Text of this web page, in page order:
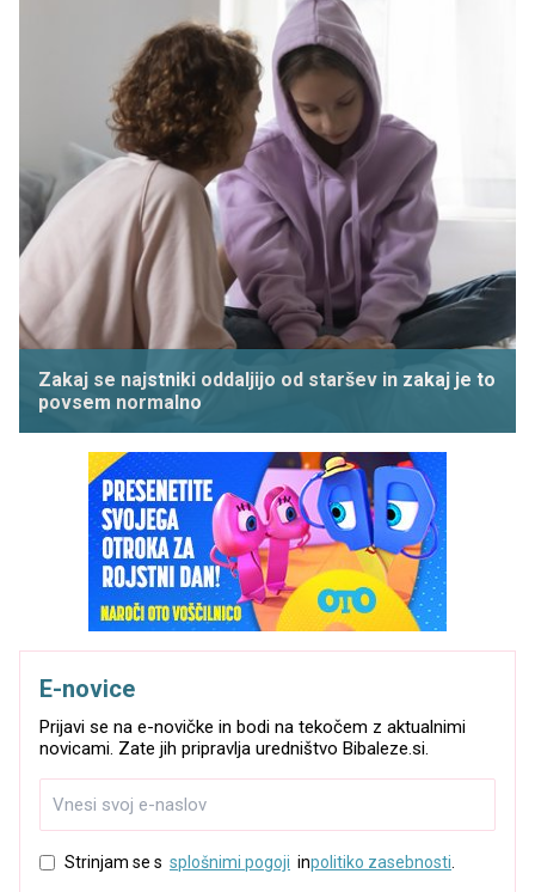
Zakaj se najstniki oddaljijo od staršev in zakaj je to
povsem normalno
E-novice
Prijavi se na e-novičke in bodi na tekočem z aktualnimi
novicami. Zate jih pripravlja uredništvo Bibaleze.si.
Strinjam se s splošnimi pogoji inpolitiko zasebnosti